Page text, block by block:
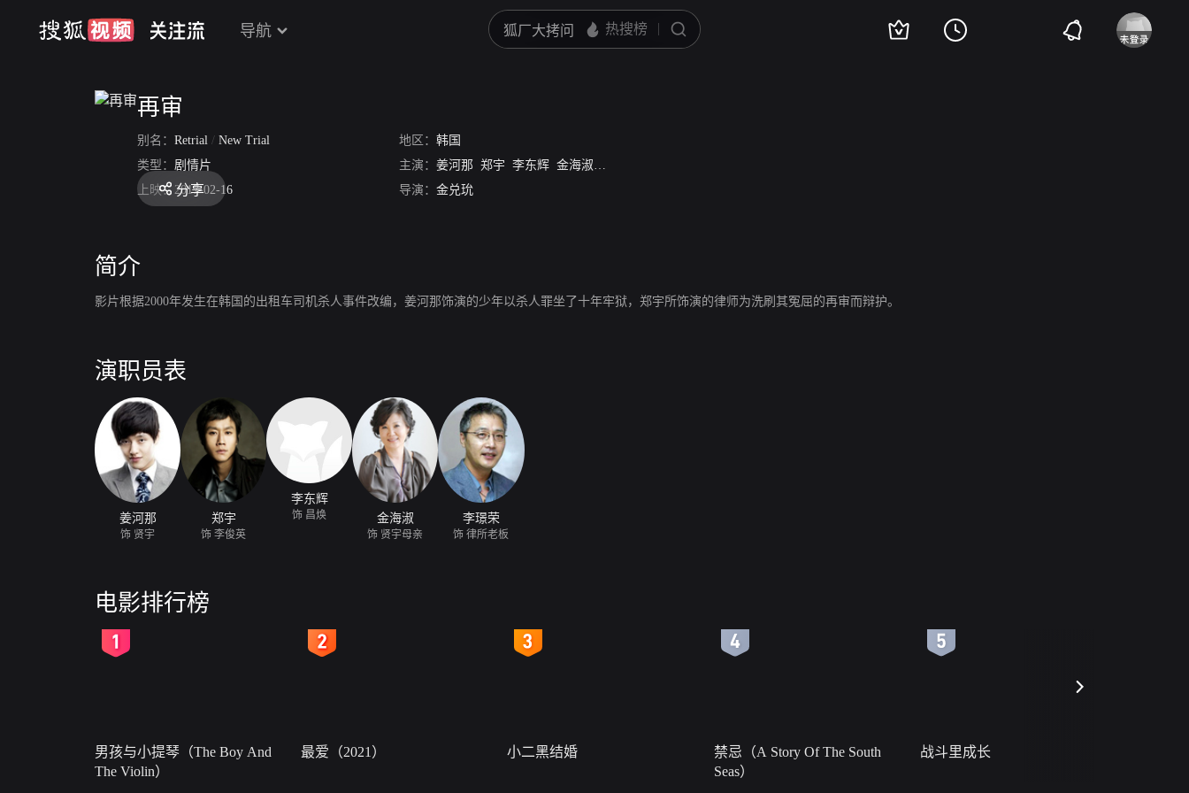
导航
再审
别名： Retrial / New Trial 地区： 韩国
类型： 剧情片 主演： 姜河那 郑宇 李东辉 金海淑
李璟荣
上映： 2017-02-16 导演： 金兑玧
分享
简介
影片根据2000年发生在韩国的出租车司机杀人事件改编，姜河那饰演的少年以杀人罪坐了十年牢狱，郑宇所饰演的律师为洗刷其冤屈的再审而辩护。
演职员表
姜河那
饰 贤宇
郑宇
饰 李俊英
李东辉
饰 昌焕 金海淑
饰 贤宇母亲
李璟荣
饰 律所老板
电影排行榜
男孩与小提琴（The Boy And
The Violin）
最爱（2021） 小二黑结婚
禁忌（A Story Of The South
Seas）
战斗里成长